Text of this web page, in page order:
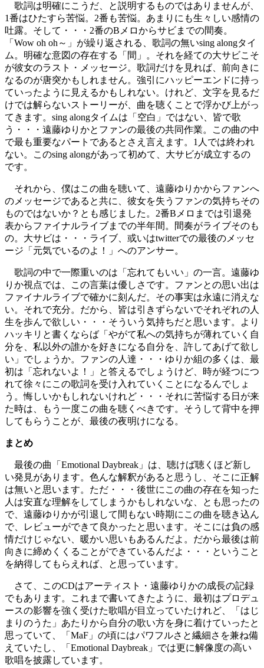
歌詞は明確にこうだ、と説明するものではありませんが、
1番はひたすら苦悩。2番も苦悩。あまりにも生々しい感情の
吐露。そして・・・2番のBメロからサビまでの間奏。
「Wow oh oh～」が繰り返される、歌詞の無いsing alongタイ
ム。明確な意図の存在する「間」。それを経ての大サビこそ
が彼女のラスト・メッセージ。歌詞だけを見れば、前向きに
なるのが唐突かもしれません。強引にハッピーエンドに持っ
ていったように見えるかもしれない。けれど、文字を見るだ
けでは解らないストーリーが、曲を聴くことで浮かび上がっ
てきます。sing alongタイムは「空白」ではない、皆で歌
う・・・遠藤ゆりかとファンの最後の共同作業。この曲の中
で最も重要なパートであるとさえ言えます。1人では終われ
ない。このsing alongがあって初めて、大サビが成立するの
です。
それから、僕はこの曲を聴いて、遠藤ゆりかからファンへ
のメッセージであると共に、彼女を失うファンの気持ちその
ものではないか？とも感じました。2番Bメロまでは引退発
表からファイナルライブまでの半年間。間奏がライブそのも
の。大サビは・・・ライブ、或いはtwitterでの最後のメッセ
ージ「元気でいるのよ！」へのアンサー。
歌詞の中で一際重いのは「忘れてもいい」の一言。遠藤ゆ
りか視点では、この言葉は優しさです。ファンとの思い出は
ファイナルライブで確かに刻んだ。その事実は永遠に消えな
い。それで充分。だから、皆は引きずらないでそれぞれの人
生を歩んで欲しい・・・そういう気持ちだと思います。より
ハッキリと書くならば「やがて私への気持ちが薄れていく自
分を、私以外の誰かを好きになる自分を、許してあげて欲し
い」でしょうか。ファンの人達・・・ゆりか組の多くは、最
初は「忘れないよ！」と答えるでしょうけど、時が経つにつ
れて徐々にこの歌詞を受け入れていくことになるんでしょ
う。悔しいかもしれないけれど・・・それに苦悩する日が来
た時は、もう一度この曲を聴くべきです。そうして背中を押
してもらうことが、最後の夜明けになる。
まとめ
最後の曲「Emotional Daybreak」は、聴けば聴くほど新し
い発見があります。色んな解釈があると思うし、そこに正解
は無いと思います。ただ・・・後世にこの曲の存在を知った
人は安直な理解をしてしまうかもしれないな、とも思ったの
で、遠藤ゆりかが引退して間もない時期にこの曲を聴き込ん
で、レビューができて良かったと思います。そこには負の感
情だけじゃない、暖かい思いもあるんだよ。だから最後は前
向きに締めくくることができているんだよ・・・ということ
を納得してもらえれば、と思っています。
さて、このCDはアーティスト・遠藤ゆりかの成長の記録
でもあります。これまで書いてきたように、最初はプロデュ
ースの影響を強く受けた歌唱が目立っていたけれど、「はじ
まりのうた」あたりから自分の歌い方を身に着けていったと
思っていて、「MaF」の頃にはパワフルさと繊細さを兼ね備
えていたし、「Emotional Daybreak」では更に解像度の高い
歌唱を披露しています。